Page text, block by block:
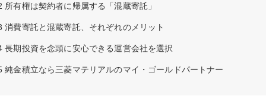
所有権は契約者に帰属する「混蔵寄託」
消費寄託と混蔵寄託、それぞれのメリット
長期投資を念頭に安心できる運営会社を選択
純金積立なら三菱マテリアルのマイ・ゴールドパートナー